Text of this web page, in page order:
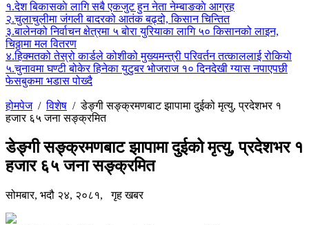
१.देश बिकासकाे लागि सबै एकजुट हुन नेता नेम्बाङकाे आग्रह
२.चुलाचुलीमा जंगली बादरको आतंक बढ्दो, किसान चिन्तित
३.बालेनको निर्वाचन क्षेत्रमा ५ बोरा युरियाका लागि ५० किसानको लाइन,
चिठ्ठामा मल वितरण
४.हिक्मतको तेस्रो कार्डले कोशीको मुख्यमन्त्री परिवर्तन तत्काललाई रोकियो
५.चुनावमा घण्टी बोकेर हिनेका युटुबर भोजराज १० दिनदेखी ग्यास नपाएपछी
फेसबुकमा भडास पोख्दै
होमपेज/विशेष /डेङ्गी सङ्क्रमणबाट झापामा दुईको मृत्यु, प्रदेशभर १
हजार ६५ जना सङ्क्रमित
डेङ्गी सङ्क्रमणबाट झापामा दुईको मृत्यु, प्रदेशभर १
हजार ६५ जना सङ्क्रमित
सोमबार, भदौ २४, २०८१, गृह खबर